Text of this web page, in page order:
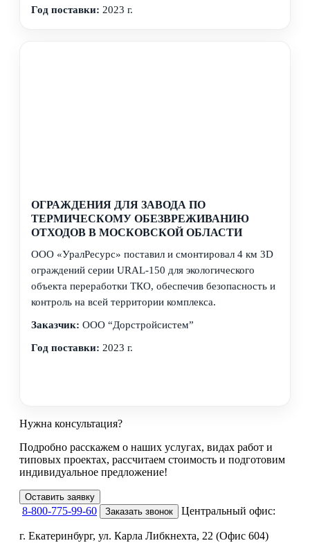
Год поставки: 2023 г.
ОГРАЖДЕНИЯ ДЛЯ ЗАВОДА ПО
ТЕРМИЧЕСКОМУ ОБЕЗВРЕЖИВАНИЮ
ОТХОДОВ В МОСКОВСКОЙ ОБЛАСТИ
ООО «УралРесурс» поставил и смонтировал 4 км 3D
ограждений серии URAL-150 для экологического
объекта переработки ТКО, обеспечив безопасность и
контроль на всей территории комплекса.
Заказчик: ООО “Дорстройсистем”
Год поставки: 2023 г.
Нужна консультация?
Подробно расскажем о наших услугах, видах работ и
типовых проектах, рассчитаем стоимость и подготовим
индивидуальное предложение!
Оставить заявку
8-800-775-99-60 Заказать звонок Центральный офис:
г. Екатеринбург, ул. Карла Либкнехта, 22 (Офис 604)